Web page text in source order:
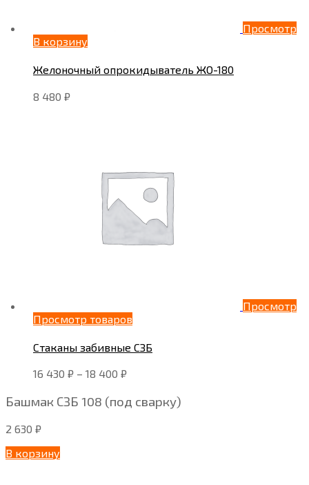
Просмотр
В корзину
Желоночный опрокидыватель ЖО-180
8 480 ₽
Просмотр
Просмотр товаров
Стаканы забивные СЗБ
16 430 ₽ – 18 400 ₽
Башмак СЗБ 108 (под сварку)
2 630 ₽
В корзину